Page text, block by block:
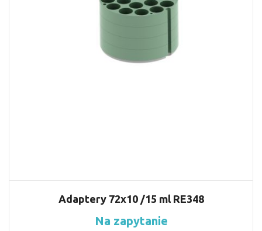
Adaptery 72x10 /15 ml RE348
Na zapytanie